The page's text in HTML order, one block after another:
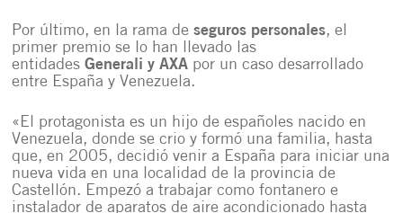
Por último, en la rama deseguros personales, el
primer premio se lo han llevado las
entidadesGenerali y AXA por un caso desarrollado
entre España y Venezuela.
«El protagonista es un hijo de españoles nacido en
Venezuela, donde se crio y formó una familia, hasta
que, en 2005, decidió venir a España para iniciar una
nueva vida en una localidad de la provincia de
Castellón. Empezó a trabajar como fontanero e
instalador de aparatos de aire acondicionado hasta